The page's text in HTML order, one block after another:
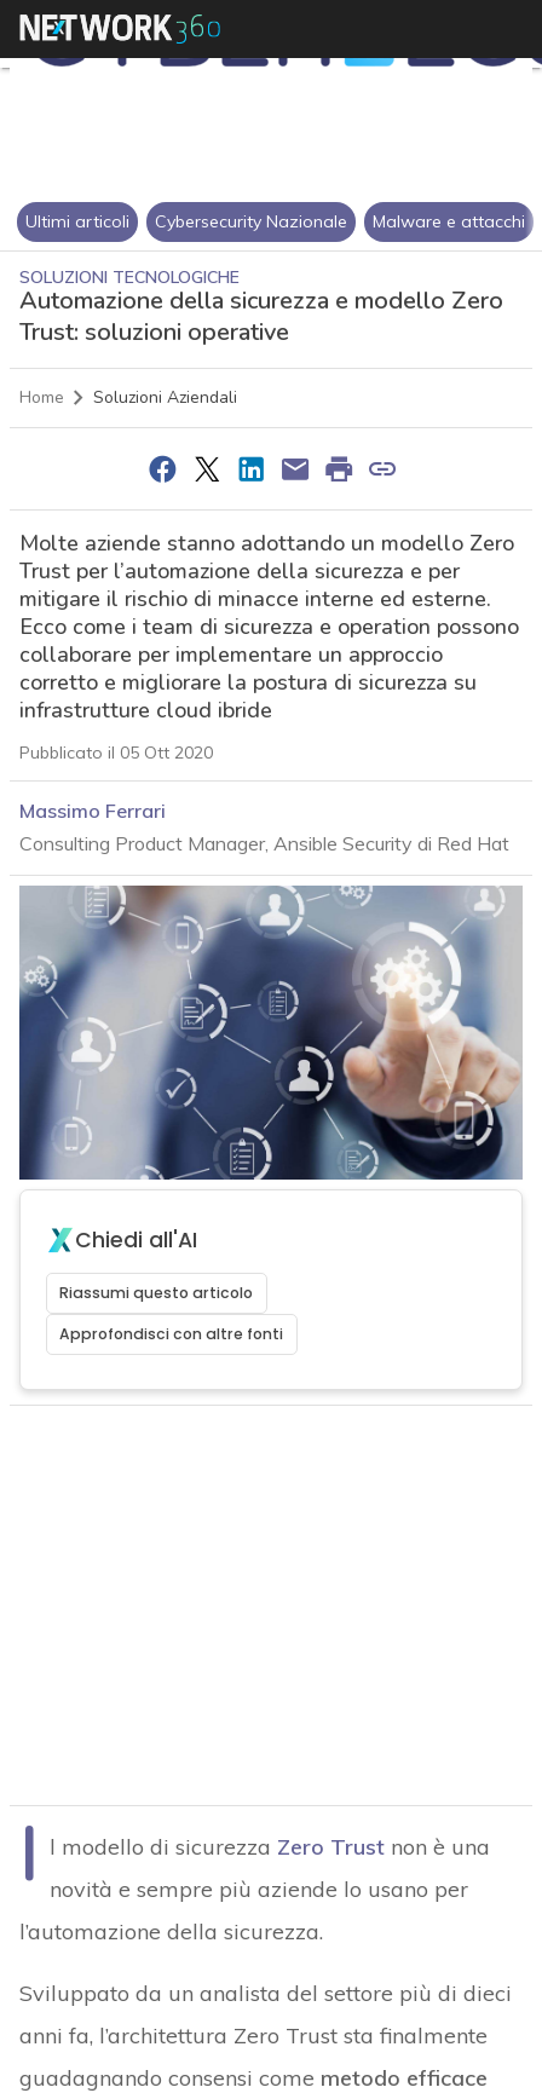
Ultimi articoli Cybersecurity Nazionale Malware e attacchi
SOLUZIONI TECNOLOGICHE
Automazione della sicurezza e modello Zero
Trust: soluzioni operative
Home Soluzioni Aziendali
Molte aziende stanno adottando un modello Zero
Trust per l’automazione della sicurezza e per
mitigare il rischio di minacce interne ed esterne.
Ecco come i team di sicurezza e operation possono
collaborare per implementare un approccio
corretto e migliorare la postura di sicurezza su
infrastrutture cloud ibride
Pubblicato il 05 Ott 2020
Massimo Ferrari
Consulting Product Manager, Ansible Security di Red Hat
Chiedi all'AI
Riassumi questo articolo
Approfondisci con altre fonti
I l modello di sicurezza Zero Trustnon è una
novità e sempre più aziende lo usano per
l’automazione della sicurezza.
Sviluppato da un analista del settore più di dieci
anni fa, l’architettura Zero Trust sta finalmente
guadagnando consensi come metodo efficace